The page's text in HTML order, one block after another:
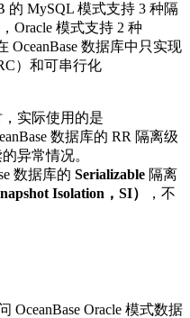
的 MySQL 模式支持 3 种隔
Oracle 模式支持 2 种
OceanBase 数据库中只实现
）和可串行化
实际使用的是
数据库的 RR 隔离级
异常情况。
数据库的 Serializable 隔离
Isolation，SI）
，不
OceanBase Oracle 模式数据